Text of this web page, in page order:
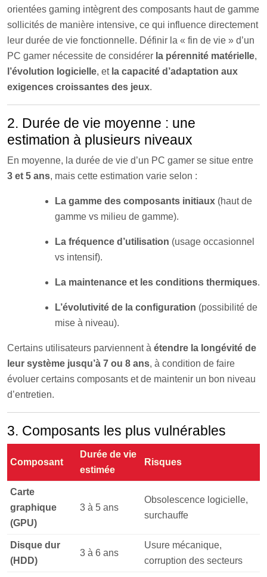
orientées gaming intègrent des composants haut de gamme
sollicités de manière intensive, ce qui influence directement
leur durée de vie fonctionnelle. Définir la « fin de vie » d’un
PC gamer nécessite de considérer la pérennité matérielle,
l’évolution logicielle, et la capacité d’adaptation aux
exigences croissantes des jeux.
2. Durée de vie moyenne : une
estimation à plusieurs niveaux
En moyenne, la durée de vie d’un PC gamer se situe entre
3 et 5 ans, mais cette estimation varie selon :
La gamme des composants initiaux (haut de
gamme vs milieu de gamme).
La fréquence d’utilisation (usage occasionnel
vs intensif).
La maintenance et les conditions thermiques.
L’évolutivité de la configuration (possibilité de
mise à niveau).
Certains utilisateurs parviennent à étendre la longévité de
leur système jusqu’à 7 ou 8 ans, à condition de faire
évoluer certains composants et de maintenir un bon niveau
d’entretien.
3. Composants les plus vulnérables
Composant
Durée de vie
estimée
Risques
Carte
graphique
(GPU)
3 à 5 ans
Obsolescence logicielle,
surchauffe
Disque dur
(HDD)
3 à 6 ans
Usure mécanique,
corruption des secteurs